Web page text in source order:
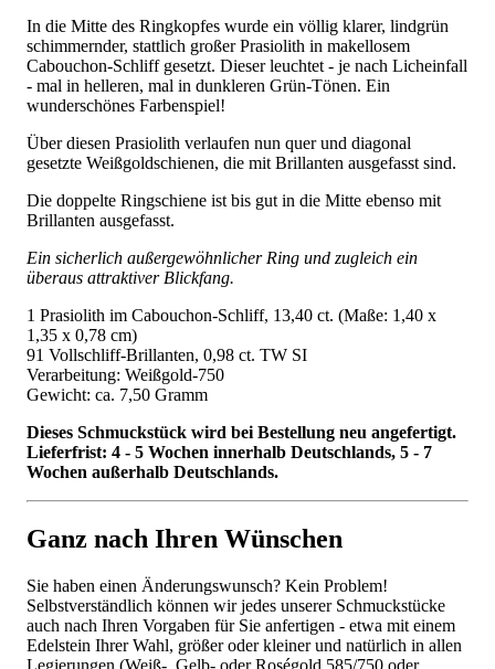
In die Mitte des Ringkopfes wurde ein völlig klarer, lindgrün
schimmernder, stattlich großer Prasiolith in makellosem
Cabouchon-Schliff gesetzt. Dieser leuchtet - je nach Licheinfall
- mal in helleren, mal in dunkleren Grün-Tönen. Ein
wunderschönes Farbenspiel!
Über diesen Prasiolith verlaufen nun quer und diagonal
gesetzte Weißgoldschienen, die mit Brillanten ausgefasst sind.
Die doppelte Ringschiene ist bis gut in die Mitte ebenso mit
Brillanten ausgefasst.
Ein sicherlich außergewöhnlicher Ring und zugleich ein
überaus attraktiver Blickfang.
1 Prasiolith im Cabouchon-Schliff, 13,40 ct. (Maße: 1,40 x
1,35 x 0,78 cm)
91 Vollschliff-Brillanten, 0,98 ct. TW SI
Verarbeitung: Weißgold-750
Gewicht: ca. 7,50 Gramm
Dieses Schmuckstück wird bei Bestellung neu angefertigt.
Lieferfrist: 4 - 5 Wochen innerhalb Deutschlands, 5 - 7
Wochen außerhalb Deutschlands.
Ganz nach Ihren Wünschen
Sie haben einen Änderungswunsch? Kein Problem!
Selbstverständlich können wir jedes unserer Schmuckstücke
auch nach Ihren Vorgaben für Sie anfertigen - etwa mit einem
Edelstein Ihrer Wahl, größer oder kleiner und natürlich in allen
Legierungen (Weiß-, Gelb- oder Roségold 585/750 oder